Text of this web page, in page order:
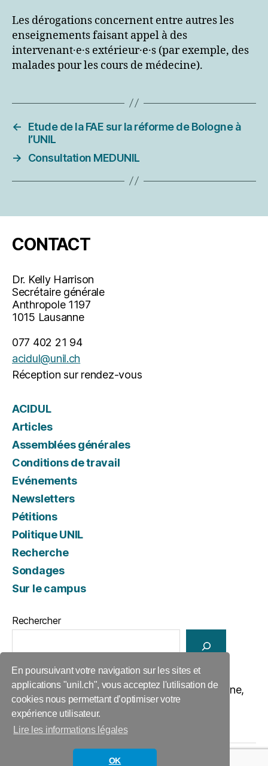
En poursuivant votre navigation sur les sites et
applications "unil.ch", vous acceptez l'utilisation de
cookies nous permettant d’optimiser votre
expérience utilisateur.
Lire les informations légales
OK
Les dérogations concernent entre autres les
enseignements faisant appel à des
intervenant·e·s extérieur·e·s (par exemple, des
malades pour les cours de médecine).
←
Etude de la FAE sur la réforme de Bologne à
l’UNIL
→
Consultation MEDUNIL
CONTACT
Dr. Kelly Harrison
Secrétaire générale
Anthropole 1197
1015 Lausanne
077 402 21 94
acidul@unil.ch
Réception sur rendez-vous
ACIDUL
Articles
Assemblées générales
Conditions de travail
Evénements
Newsletters
Pétitions
Politique UNIL
Recherche
Sondages
Sur le campus
Rechercher
ACIDUL, ANT 1197, Anthropole, 1015 Lausanne,
077 402 21 94,acidul@unil.ch